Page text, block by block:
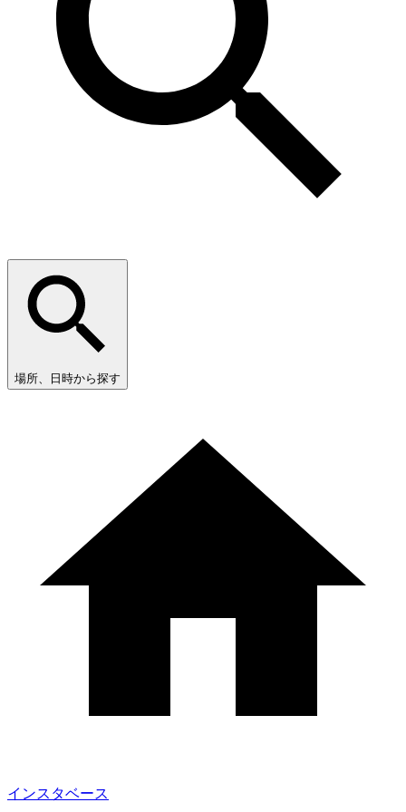
場所、日時から探す
インスタベース